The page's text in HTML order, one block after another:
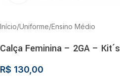
Início/Uniforme/Ensino Médio
Calça Feminina – 2GA – Kit´s
R$ 130,00